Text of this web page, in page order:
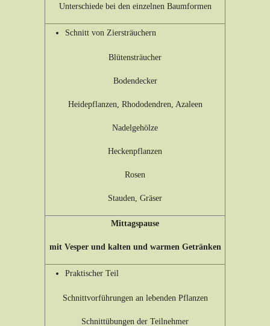
Unterschiede bei den einzelnen Baumformen
Schnitt von Ziersträuchern
Blütensträucher
Bodendecker
Heidepflanzen, Rhododendren, Azaleen
Nadelgehölze
Heckenpflanzen
Rosen
Stauden, Gräser
Mittagspause
mit Vesper und kalten und warmen Getränken
Praktischer Teil
Schnittvorführungen an lebenden Pflanzen
Schnittübungen der Teilnehmer